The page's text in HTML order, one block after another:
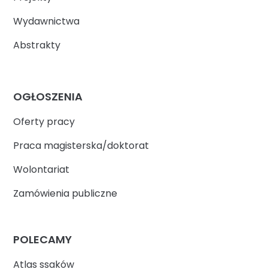
Wydawnictwa
Abstrakty
OGŁOSZENIA
Oferty pracy
Praca magisterska/doktorat
Wolontariat
Zamówienia publiczne
POLECAMY
Atlas ssaków